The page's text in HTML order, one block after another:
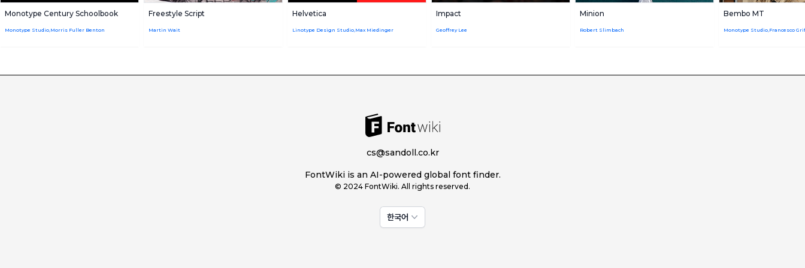
Monotype Century Schoolbook
Monotype Studio,Morris Fuller Benton
Freestyle Script
Martin Wait
Helvetica
Linotype Design Studio,Max Miedinger
Impact
Geoffrey Lee
Minion
Robert Slimbach
Bembo MT
Monotype Studio,Francesco
cs@sandoll.co.kr
FontWiki is an AI-powered global font finder.
© 2024 FontWiki. All rights reserved.
한국어